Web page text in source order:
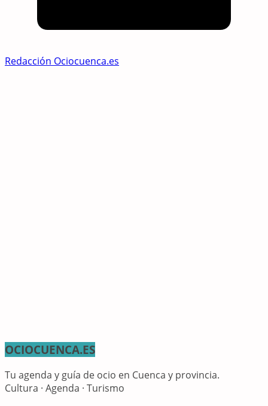
Redacción Ociocuenca.es
OCIOCUENCA.ES
Tu agenda y guía de ocio en Cuenca y provincia.
Cultura · Agenda · Turismo